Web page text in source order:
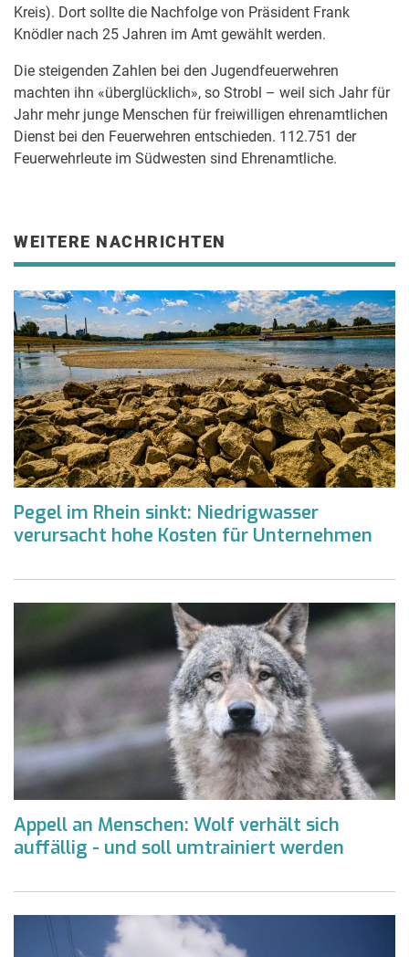
Kreis). Dort sollte die Nachfolge von Präsident Frank
Knödler nach 25 Jahren im Amt gewählt werden.
Die steigenden Zahlen bei den Jugendfeuerwehren
machten ihn «überglücklich», so Strobl – weil sich Jahr für
Jahr mehr junge Menschen für freiwilligen ehrenamtlichen
Dienst bei den Feuerwehren entschieden. 112.751 der
Feuerwehrleute im Südwesten sind Ehrenamtliche.
WEITERE NACHRICHTEN
Pegel im Rhein sinkt: Niedrigwasser
verursacht hohe Kosten für Unternehmen
Appell an Menschen: Wolf verhält sich
auffällig - und soll umtrainiert werden